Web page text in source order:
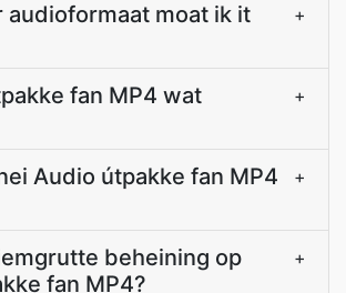
audioformaat moat ik it
+
fan MP4 wat
+
Audio útpakke fan MP4
+
beheining op
fan MP4?
+